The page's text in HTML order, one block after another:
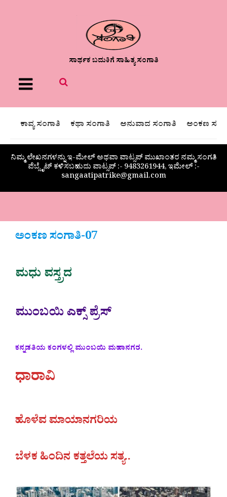
ಸಾರ್ಥಕ ಬದುಕಿಗೆ ಸಾಹಿತ್ಯ ಸಂಗಾತಿ
Menu
ಕಾವ್ಯ ಸಂಗಾತಿ ಕಥಾ ಸಂಗಾತಿ ಅನುವಾದ ಸಂಗಾತಿ ಅಂಕಣ
ನಿಮ್ಮ ಲೇಖನಗಳನ್ನು ಇ-ಮೇಲ್ ಅಥವಾ ವಾಟ್ಸಪ್ ಮುಖಾಂತರ ನಮ್ಮ ಸಂಗತಿ
ವೆಬ್ಸೈಟ್ ಕಳಿಸಬಹುದು ವಾಟ್ಸಪ್‌ :- 9483261944, ಇಮೇಲ್ :-
sangaatipatrike@gmail.com
ಅಂಕಣ ಸಂಗಾತಿ-07
ಮಧು ವಸ್ತ್ರದ
ಮುಂಬಯಿ ಎಕ್ಸ್‌ ಪ್ರೆಸ್
ಕನ್ನಡತಿಯ ಕಂಗಳಲ್ಲಿ ಮುಂಬಯಿ ಮಹಾನಗರ.
ಧಾರಾವಿ
ಹೊಳೆವ ಮಾಯಾನಗರಿಯ
ಬೆಳಕ ಹಿಂದಿನ ಕತ್ತಲೆಯ ಸತ್ಯ..